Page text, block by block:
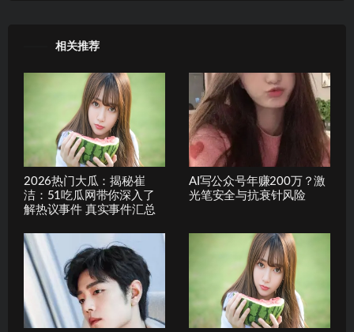
相关推荐
2026热门大瓜：揭秘崔
洁：51吃瓜网带你深入了
解热议事件 真实事件汇总
AI写公众号年赚200万？激
光笔安全与抗衰针风险